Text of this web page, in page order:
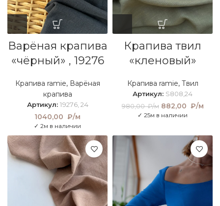
Варёная крапива
«чёрный» , 19276
Крапива ramie, Варёная
крапива
Артикул: 19276, 24
1040,00 ₽/м
✓ 2м в наличии
Крапива твил
«кленовый»
Крапива ramie, Твил
Артикул: S808,24
980,00₽/м Первоначальная
цена составляла
882,00 ₽/м
✓ 25м в наличии